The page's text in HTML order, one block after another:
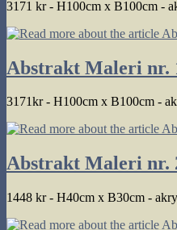
3171 kr - H100cm x B100cm -
Abstrakt Maleri nr.
3171kr - H100cm x B100cm -
Abstrakt Maleri nr.
1448 kr - H40cm x B30cm -